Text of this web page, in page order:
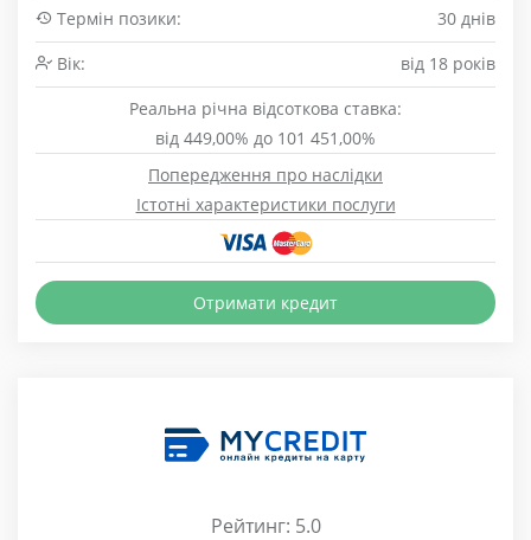
Термін позики:
30 днів
Вік:
від 18 років
Реальна річна відсоткова ставка:
від 449,00% до 101 451,00%
Попередження про наслідки
Істотні характеристики послуги
Отримати кредит
Рейтинг: 5.0